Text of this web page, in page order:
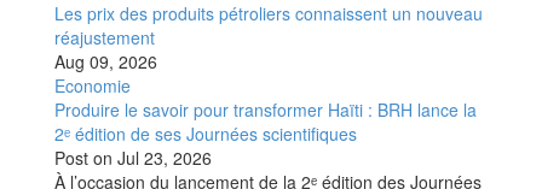
Les prix des produits pétroliers connaissent un nouveau
réajustement
Aug 09, 2026
Economie
Produire le savoir pour transformer Haïti : BRH lance la
2ᵉ édition de ses Journées scientifiques
Post on Jul 23, 2026
À l’occasion du lancement de la 2ᵉ édition des Journées